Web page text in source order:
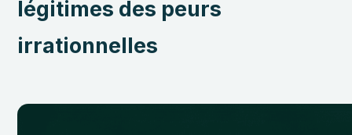
légitimes des peurs
irrationnelles